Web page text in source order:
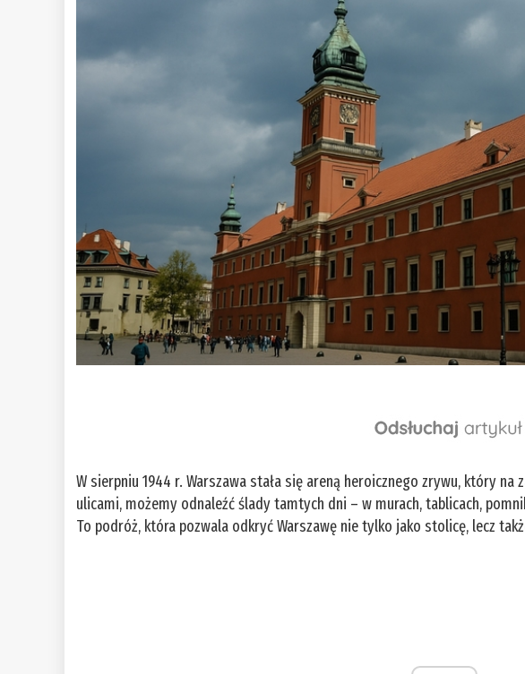
W sierpniu 1944 r. Warszawa stała się areną heroicznego zrywu, który na
ulicami, możemy odnaleźć ślady tamtych dni – w murach, tablicach,
To podróż, która pozwala odkryć Warszawę nie tylko jako stolicę, lecz